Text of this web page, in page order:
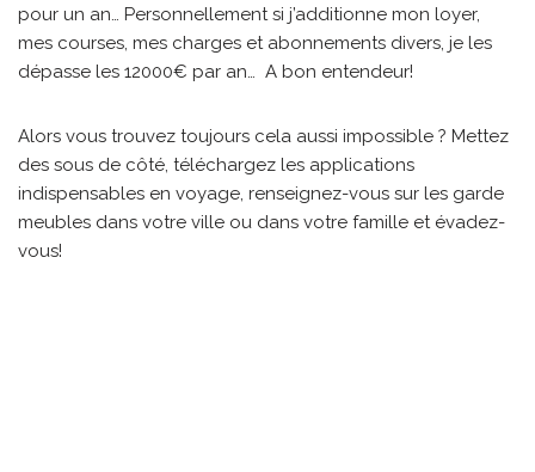
pour un an… Personnellement si j’additionne mon loyer,
mes courses, mes charges et abonnements divers, je les
dépasse les 12000€ par an… A bon entendeur!
Alors vous trouvez toujours cela aussi impossible ? Mettez
des sous de côté, téléchargez les applications
indispensables en voyage, renseignez-vous sur les garde
meubles dans votre ville ou dans votre famille et évadez-
vous!